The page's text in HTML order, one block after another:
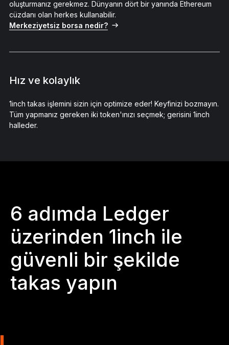
oluşturmanız gerekmez. Dünyanın dört bir yanında Ethereum
cüzdanı olan herkes kullanabilir.
Merkeziyetsiz borsa nedir?
Hız ve kolaylık
1inch takas işlemini sizin için optimize eder! Keyfinizi bozmayın.
Tüm yapmanız gereken iki token'ınızı seçmek; gerisini 1inch
halleder.
6 adımda Ledger
üzerinden 1inch ile
güvenli bir şekilde
takas yapın